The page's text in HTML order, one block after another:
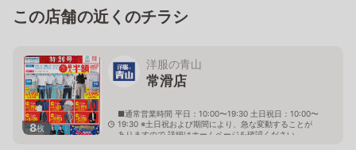
この店舗の近くのチラシ
8枚
洋服の青山
常滑店
■通常営業時間 平日：10:00〜19:30 土日祝日：10:00〜
19:30 ※土日祝および期間により、急な変動することが
ありますので 詳細はホームページを確認ください